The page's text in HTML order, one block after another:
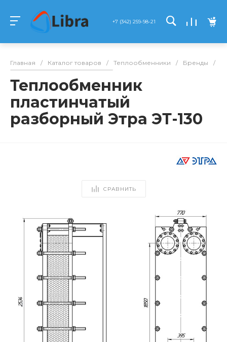
+7 (342) 259-98-21
Главная / Каталог товаров / Теплообменники / Бренды /
Теплообменник
пластинчатый
разборный Этра ЭТ-130
СРАВНИТЬ